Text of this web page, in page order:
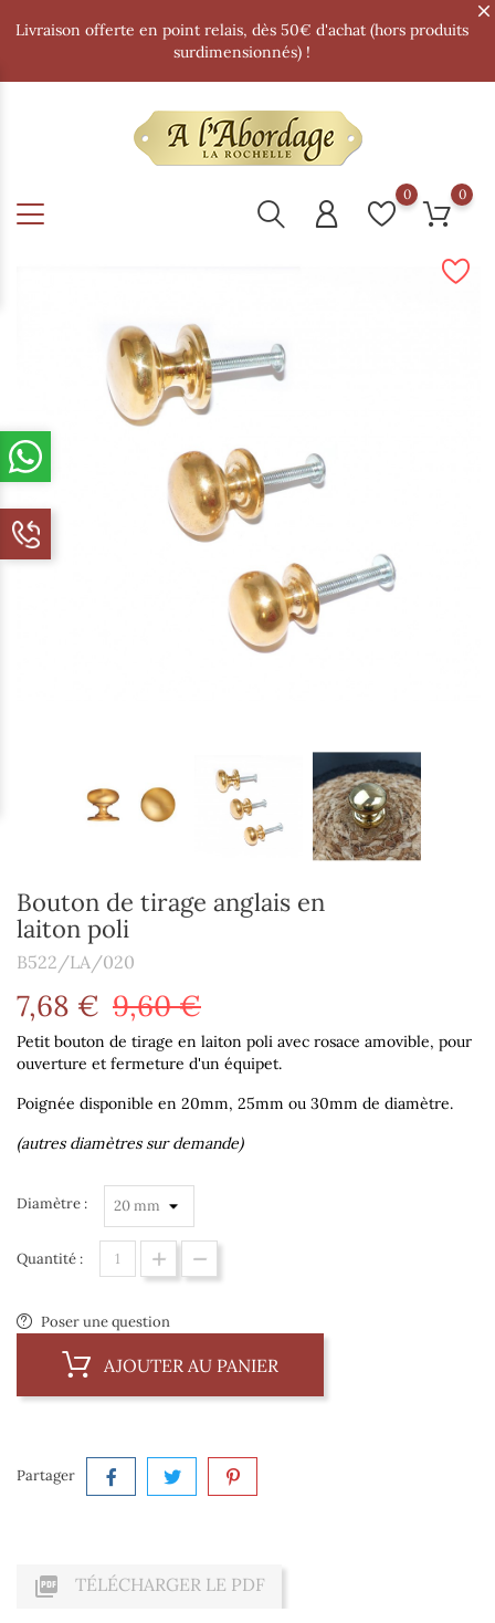
Livraison offerte en point relais, dès 50€ d'achat (hors produits
surdimensionnés) !
0 0
Bouton de tirage anglais en
laiton poli
B522/LA/020
7,68 € 9,60 €
Petit bouton de tirage en laiton poli avec rosace amovible, pour
ouverture et fermeture d'un équipet.
Poignée disponible en 20mm, 25mm ou 30mm de diamètre.
(autres diamètres sur demande)
Diamètre :
Quantité :
Poser une question
AJOUTER AU PANIER
Partager
 TÉLÉCHARGER LE PDF